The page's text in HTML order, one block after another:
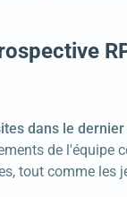
dans le
de l'équipe
tout comme les